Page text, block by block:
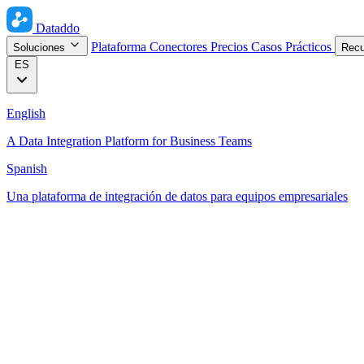
Dataddo
Soluciones Plataforma Conectores Precios Casos Prácticos
ES
English
A Data Integration Platform for Business Teams
Spanish
Una plataforma de integración de datos para equipos empresariales